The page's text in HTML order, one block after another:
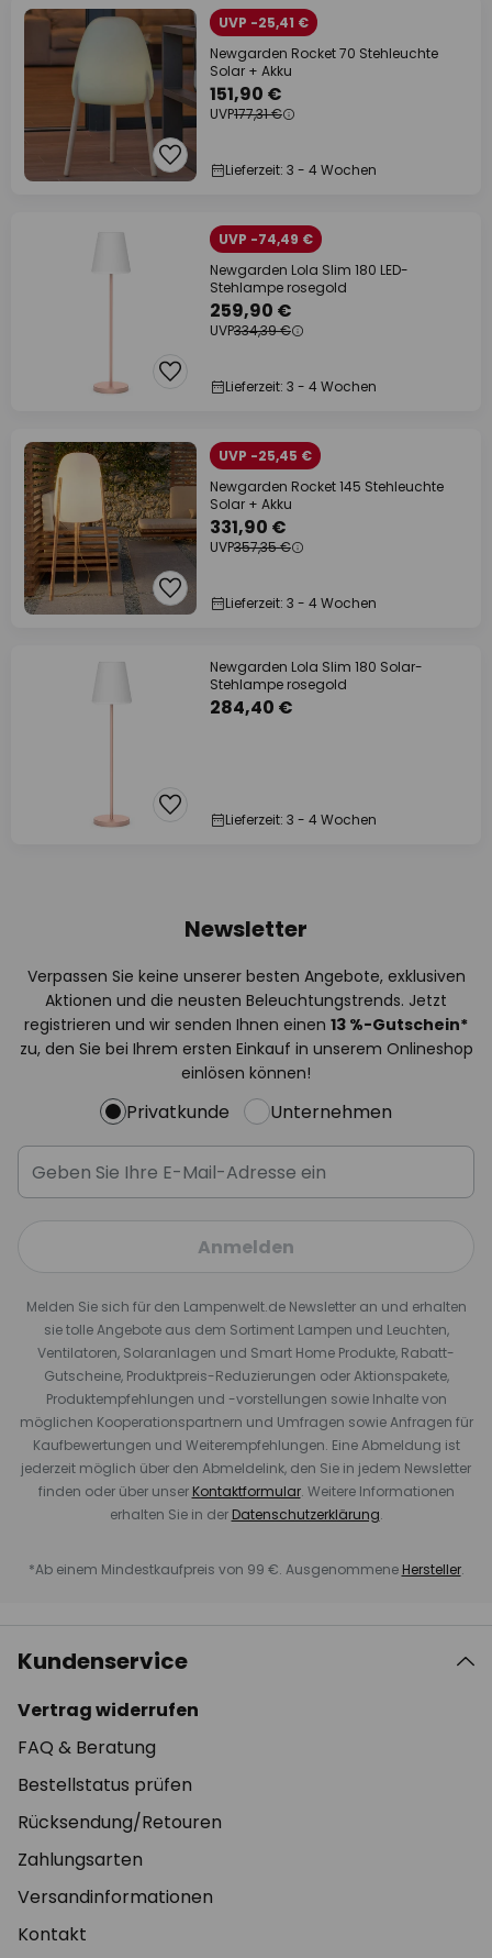
UVP -25,41 €
Newgarden Rocket 70 Stehleuchte
Solar + Akku
151,90 €
UVP177,31 €
Lieferzeit: 3 - 4 Wochen
UVP -74,49 €
Newgarden Lola Slim 180 LED-
Stehlampe rosegold
259,90 €
UVP334,39 €
Lieferzeit: 3 - 4 Wochen
UVP -25,45 €
Newgarden Rocket 145 Stehleuchte
Solar + Akku
331,90 €
UVP357,35 €
Lieferzeit: 3 - 4 Wochen
Newgarden Lola Slim 180 Solar-
Stehlampe rosegold
284,40 €
Lieferzeit: 3 - 4 Wochen
Newsletter
Verpassen Sie keine unserer besten Angebote, exklusiven
Aktionen und die neusten Beleuchtungstrends. Jetzt
registrieren und wir senden Ihnen einen 13 %-Gutschein*
zu, den Sie bei Ihrem ersten Einkauf in unserem Onlineshop
einlösen können!
Privatkunde Unternehmen
Anmelden
Melden Sie sich für den Lampenwelt.de Newsletter an und erhalten
sie tolle Angebote aus dem Sortiment Lampen und Leuchten,
Ventilatoren, Solaranlagen und Smart Home Produkte, Rabatt-
Gutscheine, Produktpreis-Reduzierungen oder Aktionspakete,
Produktempfehlungen und -vorstellungen sowie Inhalte von
möglichen Kooperationspartnern und Umfragen sowie Anfragen für
Kaufbewertungen und Weiterempfehlungen. Eine Abmeldung ist
jederzeit möglich über den Abmeldelink, den Sie in jedem Newsletter
finden oder über unser Kontaktformular. Weitere Informationen
erhalten Sie in der Datenschutzerklärung.
*Ab einem Mindestkaufpreis von 99 €. Ausgenommene Hersteller.
Kundenservice
Vertrag widerrufen
FAQ & Beratung
Bestellstatus prüfen
Rücksendung/Retouren
Zahlungsarten
Versandinformationen
Kontakt